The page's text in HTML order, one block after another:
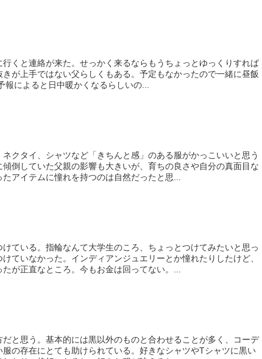
くと連絡が来た。せっかく来るならもうちょっとゆっくりすれば
が上手ではない父らしくもある。予定もなかったので一緒に昼飯
によると日中暖かくなるらしいの...
クタイ、シャツなど「きちんと感」のある服がかっこいいと思う
倒していた父親の影響も大きいが、育ちの良さや自分の真面目な
アイテムに憧れを持つのは自然だったと思...
ている。指輪なんて大学生のころ、ちょっとつけてみたいと思っ
ていなかった。インディアンジュエリーとか憧れたりしたけど、
が正直なところ。今もお金は回ってない。...
と思う。基本的には黒以外のものと合わせることが多く、コーデ
服の存在にとても助けられている。好きなシャツやTシャツに黒い